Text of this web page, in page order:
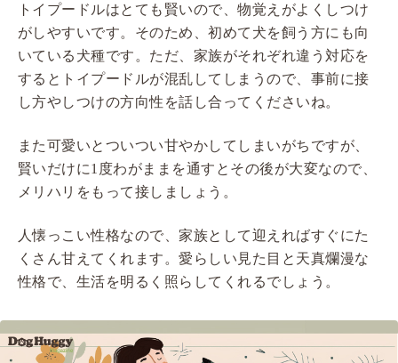
トイプードルはとても賢いので、物覚えがよくしつけ
がしやすいです。そのため、初めて犬を飼う方にも向
いている犬種です。ただ、家族がそれぞれ違う対応を
するとトイプードルが混乱してしまうので、事前に接
し方やしつけの方向性を話し合ってくださいね。
また可愛いとついつい甘やかしてしまいがちですが、
賢いだけに1度わがままを通すとその後が大変なので、
メリハリをもって接しましょう。
人懐っこい性格なので、家族として迎えればすぐにた
くさん甘えてくれます。愛らしい見た目と天真爛漫な
性格で、生活を明るく照らしてくれるでしょう。